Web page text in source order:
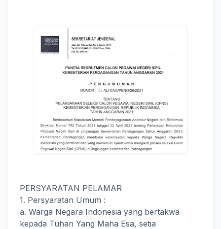
PERSYARATAN PELAMAR
1. Persyaratan Umum :
a. Warga Negara Indonesia yang bertakwa
kepada Tuhan Yang Maha Esa, setia